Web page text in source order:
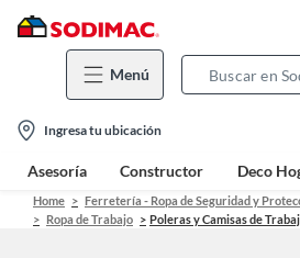
Menú
location-
icon
Ingresa tu ubicación
Asesoría Constructor Deco
Home
Ferretería - Ropa de Seguridad y
Ropa de Trabajo
Poleras y Camisas de